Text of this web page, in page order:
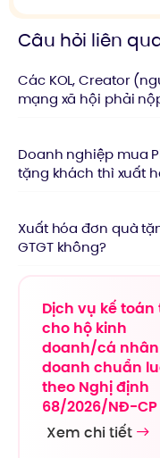
Câu hỏi liên
Các KOL, Creator
mạng xã hội phải
Doanh nghiệp mua
tặng khách thì xuất
Xuất hóa đơn quà
GTGT không?
Dịch vụ kế toán
cho hộ kinh
doanh/cá
doanh chuẩn
theo Nghị định
68/2026/NĐ-CP
Xem chi tiết